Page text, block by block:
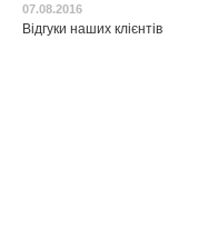
07.08.2016
Відгуки наших клієнтів